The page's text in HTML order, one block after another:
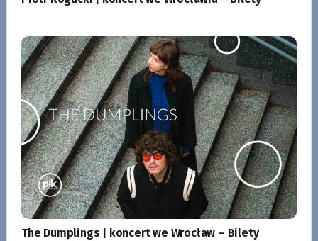
The Dumplings | koncert we Wrocław – Bilety